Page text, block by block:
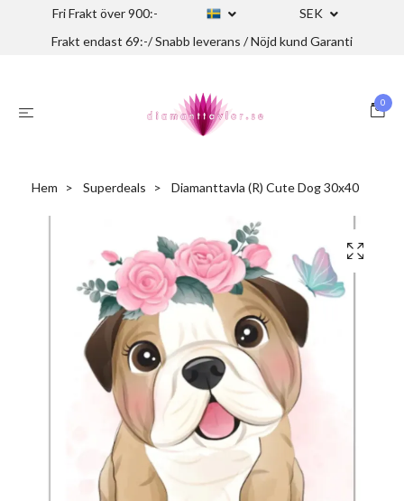
Fri Frakt över 900:-
SEK
Frakt endast 69:-/ Snabb leverans / Nöjd kund Garanti
0
Hem Superdeals Diamanttavla (R) Cute Dog 30x40